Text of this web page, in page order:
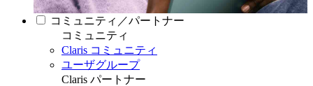
コミュニティ／パートナー
コミュニティ
Claris コミュニティ
ユーザグループ
Claris パートナー